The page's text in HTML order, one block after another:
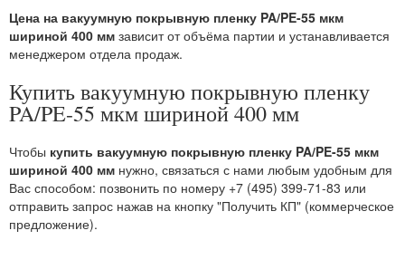
Цена на вакуумную покрывную пленку PA/PE-55 мкм
шириной 400 мм зависит от объёма партии и устанавливается
менеджером отдела продаж.
Купить вакуумную покрывную пленку
PA/PE-55 мкм шириной 400 мм
Чтобы купить вакуумную покрывную пленку PA/PE-55 мкм
шириной 400 мм нужно, связаться с нами любым удобным для
Вас способом: позвонить по номеру +7 (495) 399-71-83 или
отправить запрос нажав на кнопку "Получить КП" (коммерческое
предложение).